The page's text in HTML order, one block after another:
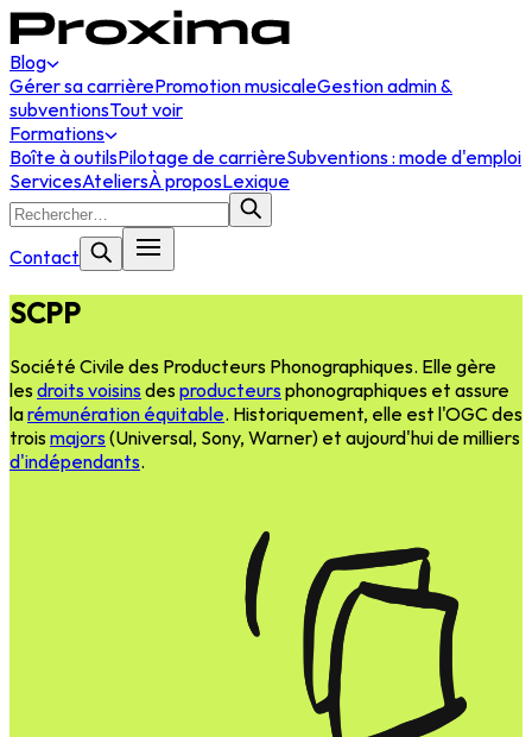
Blog
Gérer sa carrièrePromotion musicaleGestion admin &
subventionsTout voir
Formations
Boîte à outilsPilotage de carrièreSubventions : mode d'emploi
ServicesAteliersÀ proposLexique
Contact
SCPP
Société Civile des Producteurs Phonographiques. Elle gère
les droits voisins des producteurs phonographiques et assure
larémunération équitable. Historiquement, elle est l'OGC des
trois majors (Universal, Sony, Warner) et aujourd'hui de milliers
d'indépendants.